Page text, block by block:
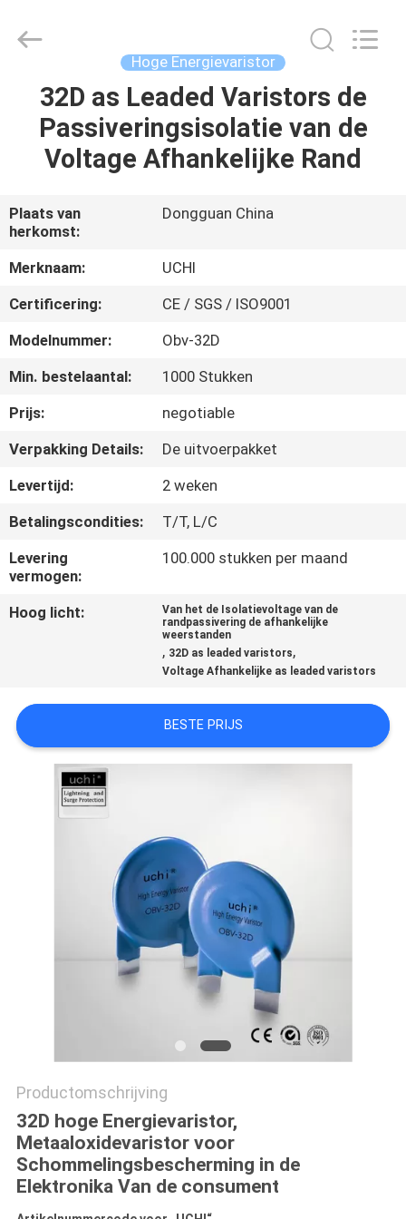
HUIS
PRODUCTEN
ONGEVEER
ONS
FABRIEKSREIS
CONTACTEER
ONS
VERZOEK
EEN
SITEMAP
PRIVACY
POLICY
Technology
Hoge Energievaristor
32D as Leaded Varistors de
Passiveringsisolatie van de
Voltage Afhankelijke Rand
Plaats van
herkomst:
Dongguan China
Merknaam:
UCHI
Certificering:
CE / SGS / ISO9001
Modelnummer:
Obv-32D
Min. bestelaantal:
1000 Stukken
Prijs:
negotiable
Verpakking Details:
De uitvoerpakket
Levertijd:
2 weken
Betalingscondities:
T/T, L/C
Levering
vermogen:
100.000 stukken per maand
Hoog licht:
Van het de Isolatievoltage van de
randpassivering de afhankelijke
weerstanden
, 32D as leaded varistors,
Voltage Afhankelijke as leaded varistors
BESTE PRIJS
Productomschrijving
32D hoge Energievaristor,
Metaaloxidevaristor voor
Schommelingsbescherming in de
Elektronika Van de consument